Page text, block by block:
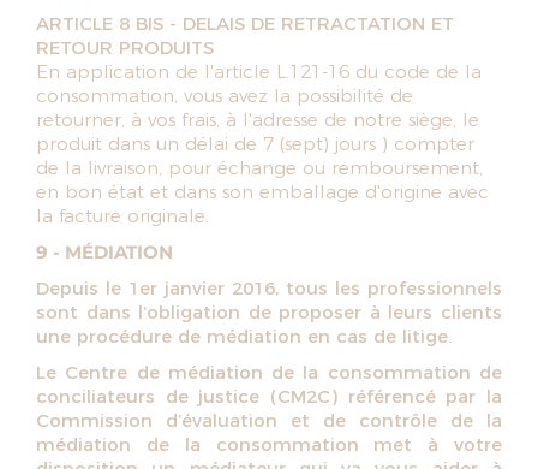
ARTICLE 8 BIS - DELAIS DE RETRACTATION ET
RETOUR PRODUITS
En application de l'article L.121-16 du code de la
consommation, vous avez la possibilité de
retourner, à vos frais, à l'adresse de notre siège, le
produit dans un délai de 7 (sept) jours ) compter
de la livraison, pour échange ou remboursement,
en bon état et dans son emballage d'origine avec
la facture originale.
9 - MÉDIATION
Depuis le 1er janvier 2016, tous les professionnels
sont dans l’obligation de proposer à leurs clients
une procédure de médiation en cas de litige.
Le Centre de médiation de la consommation de
conciliateurs de justice (CM2C) référencé par la
Commission d’évaluation et de contrôle de la
médiation de la consommation met à votre